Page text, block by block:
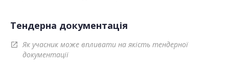
Тендерна документація
open_in_new
Як учасник може впливати на якість тендерної
документації